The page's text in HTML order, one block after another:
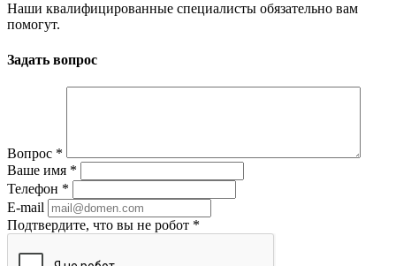
Наши квалифицированные специалисты обязательно вам
помогут.
Задать вопрос
Вопрос *
Ваше имя *
Телефон *
E-mail
Подтвердите, что вы не робот *